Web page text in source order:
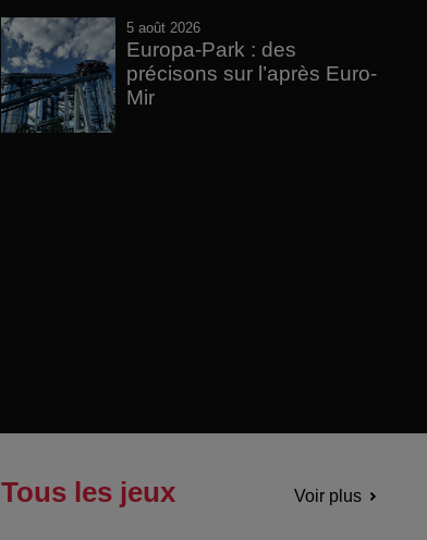
5 août 2026
Europa-Park : des
précisons sur l’après Euro-
Mir
Tous les jeux Voir plus